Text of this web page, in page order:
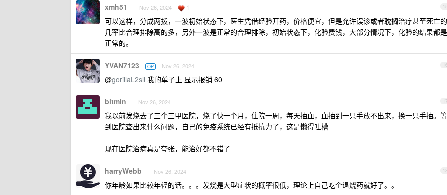
15
xmh51 Nov 26, 2024 1
可以这样，分成两拨，一波初始状态下，医生凭借经验开药，价格便宜，但是允许误诊或者耽搁治疗甚至死亡的
几率比合理排除高的多，另外一波是正常的合理排除，初始状态下，化验费钱，大部分情况下，化验的结果都是
正常的。
16
YVAN7123 OP Nov 26, 2024
@gorillaL2sll 我的单子上 显示报销 60
17
bitmin Nov 26, 2024
我以前发烧去了三个三甲医院，烧了快一个月，住院一周，每天抽血，血抽到一只手放不出来，换一只手抽。等
到医院查出来什么问题，自己的免疫系统已经有抵抗力了，这是懒得吐槽
现在医院治病真是夸张，能治好都不错了
18
harryWebb Nov 26, 2024
你年龄如果比较年轻的话。。。发烧是大型症状的概率很低，理论上自己吃个退烧药就好了。。